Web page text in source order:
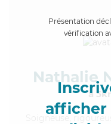
Présentation
vérification
afficher
Nathalie
à
,